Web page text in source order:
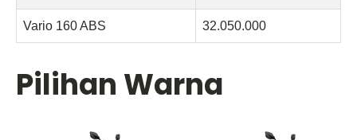
Vario 160 ABS 32.050.000
Pilihan Warna